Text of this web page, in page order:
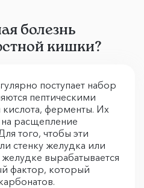
болезнь
кишки?
поступает набор
пептическими
кислота, ферменты. Их
расщепление
того, чтобы эти
стенку желудка или
вырабатывается
фактор, который